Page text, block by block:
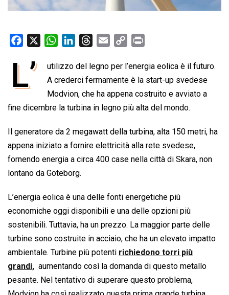
o
k
W
a
t
s
A
p
n
k
e
d
n
r
e
a
d
a
i
l
p
y
L
i
k
i
n
t
L’
utilizzo del legno per l’energia eolica è il futuro.
A crederci fermamente è la start-up svedese
Modvion, che ha appena costruito e avviato a
fine dicembre la turbina in legno più alta del mondo.
Il generatore da 2 megawatt della turbina, alta 150 metri, ha
appena iniziato a fornire elettricità alla rete svedese,
fornendo energia a circa 400 case nella città di Skara, non
lontano da Göteborg.
L’energia eolica è una delle fonti energetiche più
economiche oggi disponibili e una delle opzioni più
sostenibili. Tuttavia, ha un prezzo. La maggior parte delle
turbine sono costruite in acciaio, che ha un elevato impatto
ambientale. Turbine più potenti richiedono torri più
grandi, aumentando così la domanda di questo metallo
pesante. Nel tentativo di superare questo problema,